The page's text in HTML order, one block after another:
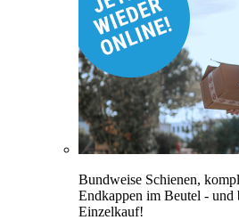
Bundweise Schienen,
Endkappen im Beutel - und
Einzelkauf!